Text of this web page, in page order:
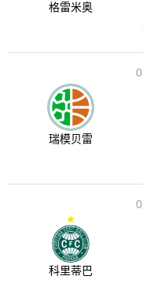
格雷米奥
瑞模贝雷
科里蒂巴